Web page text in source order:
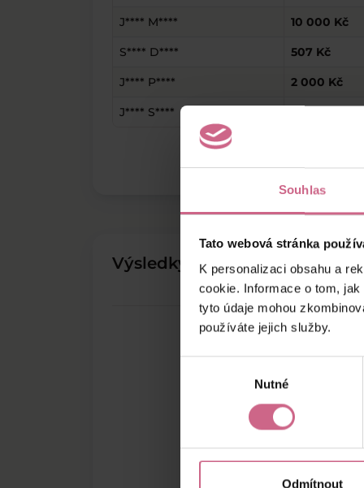
Souhlas
Tato webová stránka
K personalizaci obsahu a
cookie. Informace o tom,
tyto údaje mohou
používáte jejich služby.
Nutné
Odmítnout
J**** M**** 10 000 Kč
S**** D**** 507 Kč
J**** P**** 2 000 Kč
J**** S****
Výsledky těžby